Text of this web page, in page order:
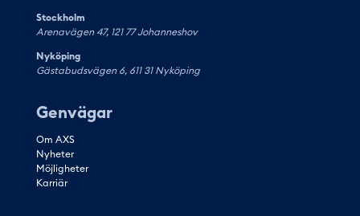
Stockholm
Arenavägen 47, 121 77 Johanneshov
Nyköping
Gästabudsvägen 6, 611 31 Nyköping
Genvägar
Om AXS
Nyheter
Möjligheter
Karriär